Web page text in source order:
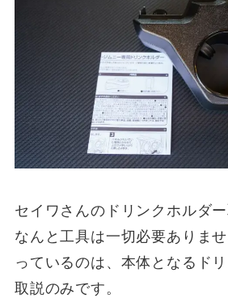
セイワさんのドリンクホルダー
なんと工具は一切必要ありま
っているのは、本体となるド
取説のみです。